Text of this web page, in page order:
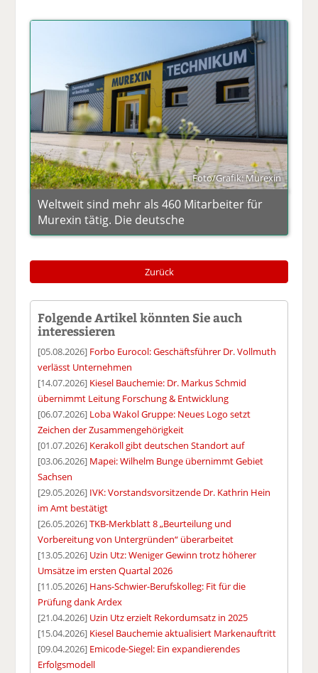
Foto/Grafik: Murexin
Weltweit sind mehr als 460 Mitarbeiter für
Murexin tätig. Die deutsche
Zurück
Folgende Artikel könnten Sie auch
interessieren
[05.08.2026] Forbo Eurocol: Geschäftsführer Dr. Vollmuth
verlässt Unternehmen
[14.07.2026] Kiesel Bauchemie: Dr. Markus Schmid
übernimmt Leitung Forschung & Entwicklung
[06.07.2026] Loba Wakol Gruppe: Neues Logo setzt
Zeichen der Zusammengehörigkeit
[01.07.2026] Kerakoll gibt deutschen Standort auf
[03.06.2026] Mapei: Wilhelm Bunge übernimmt Gebiet
Sachsen
[29.05.2026] IVK: Vorstandsvorsitzende Dr. Kathrin Hein
im Amt bestätigt
[26.05.2026]TKB-Merkblatt 8 „Beurteilung und
Vorbereitung von Untergründen“ überarbeitet
[13.05.2026] Uzin Utz: Weniger Gewinn trotz höherer
Umsätze im ersten Quartal 2026
[11.05.2026] Hans-Schwier-Berufskolleg: Fit für die
Prüfung dank Ardex
[21.04.2026] Uzin Utz erzielt Rekordumsatz in 2025
[15.04.2026] Kiesel Bauchemie aktualisiert Markenauftritt
[09.04.2026] Emicode-Siegel: Ein expandierendes
Erfolgsmodell